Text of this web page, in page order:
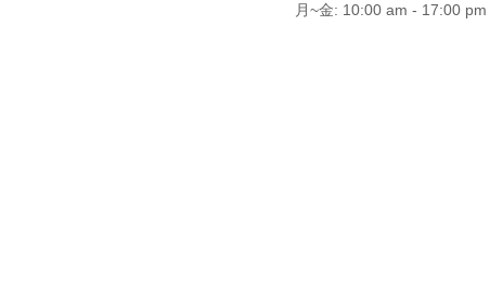
月~金: 10:00 am - 17:00 pm